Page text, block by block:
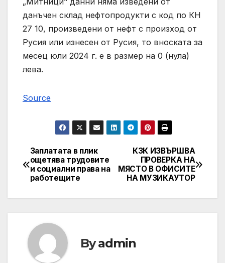
данъчен склад нефтопродукти с код по КН
27 10, произведени от нефт с произход от
Русия или изнесен от Русия, то вноската за
месец юли 2024 г. е в размер на 0 (нула)
лева.
Source
Post
navigation
КЗК ИЗВЪРШВА
ПРОВЕРКА НА
МЯСТО В ОФИСИТЕ
НА МУЗИКАУТОР
Заплатата в плик
ощетява трудовите
и социални права на
работещите
Byadmin